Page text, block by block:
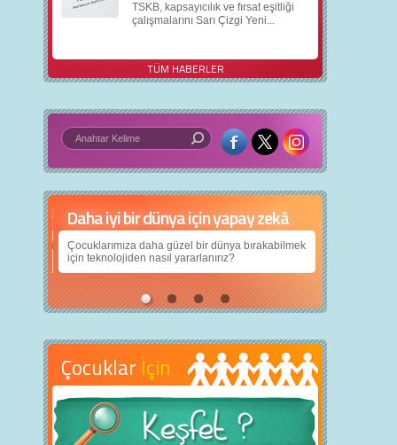
TSKB, kapsayıcılık ve fırsat eşitliği
çalışmalarını Sarı Çizgi Yeni...
TÜM HABERLER
Daha iyi bir dünya için yapay zekâ
Çocuklarımıza daha güzel bir dünya bırakabilmek
için teknolojiden nasıl yararlanırız?
Çocuklar İçin